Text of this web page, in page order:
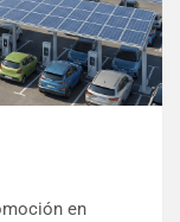
en